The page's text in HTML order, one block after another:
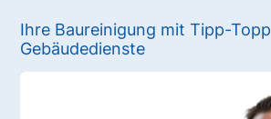
Ihre Baureinigung mit Tipp-Topp
Gebäudedienste